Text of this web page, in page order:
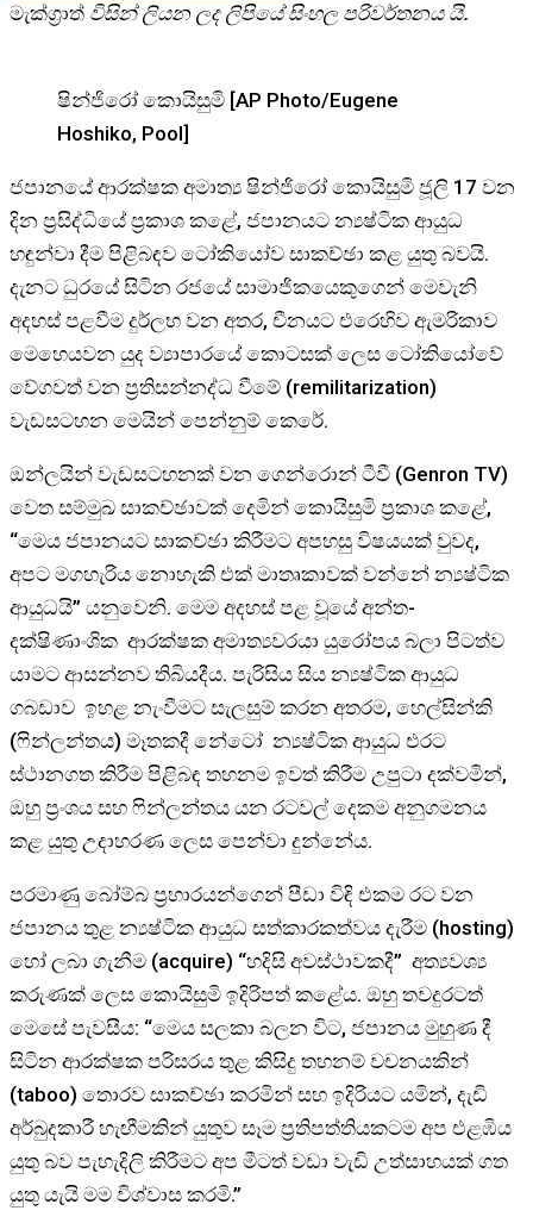
මැක්ග්‍රාත් විසින් ලියන ලද ලිපියේ සිංහල පරිවර්තනය යි.
ෂින්ජිරෝ කොයිසුමි [AP Photo/Eugene
Hoshiko, Pool]
ජපානයේ ආරක්ෂක අමාත්‍ය ෂින්ජිරෝ කොයිසුමි ජූලි 17 වන
දින ප්‍රසිද්ධියේ ප්‍රකාශ කළේ, ජපානයට න්‍යෂ්ටික ආයුධ
හඳුන්වා දීම පිළිබඳව ටෝකියෝව සාකච්ඡා කළ යුතු බවයි.
දැනට ධුරයේ සිටින රජයේ සාමාජිකයෙකුගෙන් මෙවැනි
අදහස් පළවීම දුර්ලභ වන අතර, චීනයට එරෙහිව ඇමරිකාව
මෙහෙයවන යුද ව්‍යාපාරයේ කොටසක් ලෙස ටෝකියෝවේ
වේගවත් වන ප්‍රතිසන්නද්ධ වීමේ (remilitarization)
වැඩසටහන මෙයින් පෙන්නුම් කෙරේ.
ඔන්ලයින් වැඩසටහනක් වන ගෙන්රොන් ටීවී (Genron TV)
වෙත සම්මුඛ සාකච්ඡාවක් දෙමින් කොයිසුමි ප්‍රකාශ කළේ,
“මෙය ජපානයට සාකච්ඡා කිරීමට අපහසු විෂයයක් වුවද,
අපට මගහැරිය නොහැකි එක් මාතෘකාවක් වන්නේ න්‍යෂ්ටික
ආයුධයි” යනුවෙනි. මෙම අදහස් පළ වූයේ අන්ත-
දක්ෂිණාංශික ආරක්ෂක අමාත්‍යවරයා යුරෝපය බලා පිටත්ව
යාමට ආසන්නව තිබියදීය. පැරිසිය සිය න්‍යෂ්ටික ආයුධ
ගබඩාව ඉහළ නැංවීමට සැලසුම් කරන අතරම, හෙල්සින්කි
(ෆින්ලන්තය) මෑතකදී නේටෝ න්‍යෂ්ටික ආයුධ එරට
ස්ථානගත කිරීම පිළිබඳ තහනම ඉවත් කිරීම උපුටා දක්වමින්,
ඔහු ප්‍රංශය සහ ෆින්ලන්තය යන රටවල් දෙකම අනුගමනය
කළ යුතු උදාහරණ ලෙස පෙන්වා දුන්නේය.
පරමාණු බෝම්බ ප්‍රහාරයන්ගෙන් පීඩා විඳි එකම රට වන
ජපානය තුළ න්‍යෂ්ටික ආයුධ සත්කාරකත්වය දැරීම (hosting)
හෝ ලබා ගැනීම (acquire) “හදිසි අවස්ථාවකදී” අත්‍යවශ්‍ය
කරුණක් ලෙස කොයිසුමි ඉදිරිපත් කළේය. ඔහු තවදුරටත්
මෙසේ පැවසීය: “මෙය සලකා බලන විට, ජපානය මුහුණ දී
සිටින ආරක්ෂක පරිසරය තුළ කිසිදු තහනම් වචනයකින්
(taboo) තොරව සාකච්ඡා කරමින් සහ ඉදිරියට යමින්, දැඩි
අර්බුදකාරී හැඟීමකින් යුතුව සෑම ප්‍රතිපත්තියකටම අප එළඹිය
යුතු බව පැහැදිලි කිරීමට අප මීටත් වඩා වැඩි උත්සාහයක් ගත
යුතු යැයි මම විශ්වාස කරමි.”